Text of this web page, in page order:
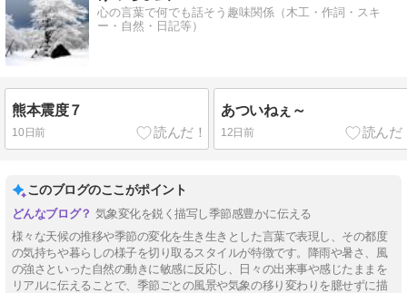
心の言葉で何でも話そう趣味関係（木工・作詞・スキ
ー・自然・日記等）
熊本震度７
10日前
あついねぇ～
12日前
このブログのここがポイント
気象変化を鋭く描写し季節感豊かに伝える
様々な天候の推移や季節の変化を生き生きとした言葉で表現し、その都度
の気持ちや暮らしの様子を切り取るスタイルが特徴です。降雨や暑さ、風
の強さといった自然の動きに敏感に反応し、日々の出来事や感じたままを
リアルに伝えることで、季節ごとの風景や気象の移り変わりを臆せずに描